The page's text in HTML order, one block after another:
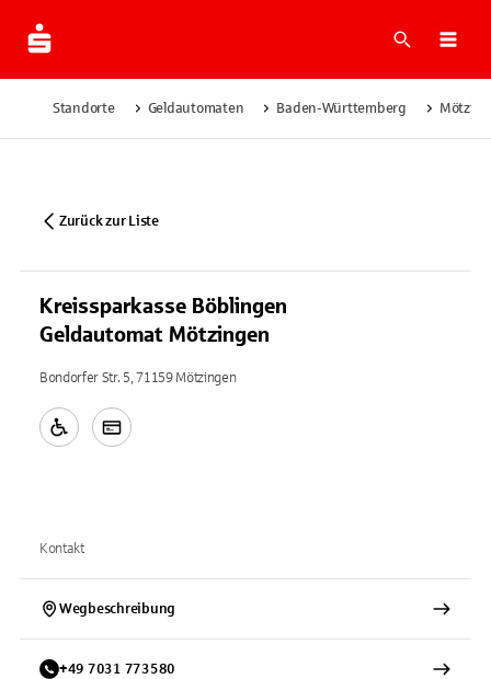
Suche
Standorte Geldautomaten Baden-Württemberg
Zurück zur Liste
Kreissparkasse Böblingen
Geldautomat Mötzingen
Bondorfer Str. 5, 71159 Mötzingen
Kontakt
Wegbeschreibung
+49 7031 773580